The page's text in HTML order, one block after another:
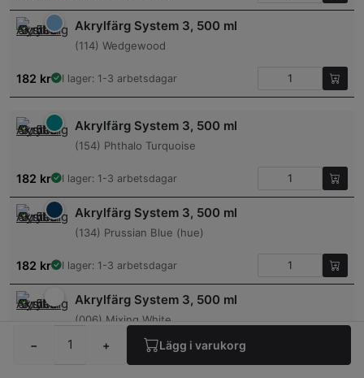
− + Lägg i varukorg
Akrylfärg System 3, 500 ml
(114) Wedgewood
182 kr I lager: 1-3 arbetsdagar
Akrylfärg System 3, 500 ml
(154) Phthalo Turquoise
182 kr I lager: 1-3 arbetsdagar
Akrylfärg System 3, 500 ml
(134) Prussian Blue (hue)
182 kr I lager: 1-3 arbetsdagar
Akrylfärg System 3, 500 ml
(006) Mixing White
I lager: 1-3 arbetsdagar